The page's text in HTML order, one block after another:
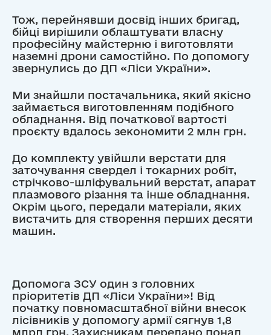
Тож, перейнявши досвід інших бригад,
бійці вирішили облаштувати власну
професійну майстерню і виготовляти
наземні дрони самостійно. По допомогу
звернулись до ДП «Ліси України».
Ми знайшли постачальника, який якісно
займається виготовленням подібного
обладнання. Від початкової вартості
проєкту вдалось зекономити 2 млн грн.
До комплекту увійшли верстати для
заточування свердел і токарних робіт,
стрічково-шліфувальний верстат, апарат
плазмового різання та інше обладнання.
Окрім цього, передали матеріали, яких
вистачить для створення перших десяти
машин.
Допомога ЗСУ один з головних
пріоритетів ДП «Ліси України»! Від
початку повномасштабної війни внесок
лісівників у допомогу армії сягнув 1,8
млрд грн. Захисникам передано понад